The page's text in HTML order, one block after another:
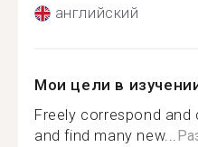
английский
Мои цели в
Freely correspond and
and find many new...